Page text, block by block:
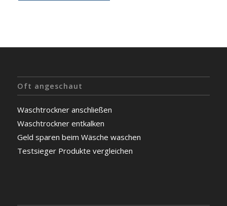
Oft angeschaut
Waschtrockner anschließen
Waschtrockner entkalken
Geld sparen beim Wäsche waschen
Testsieger Produkte vergleichen